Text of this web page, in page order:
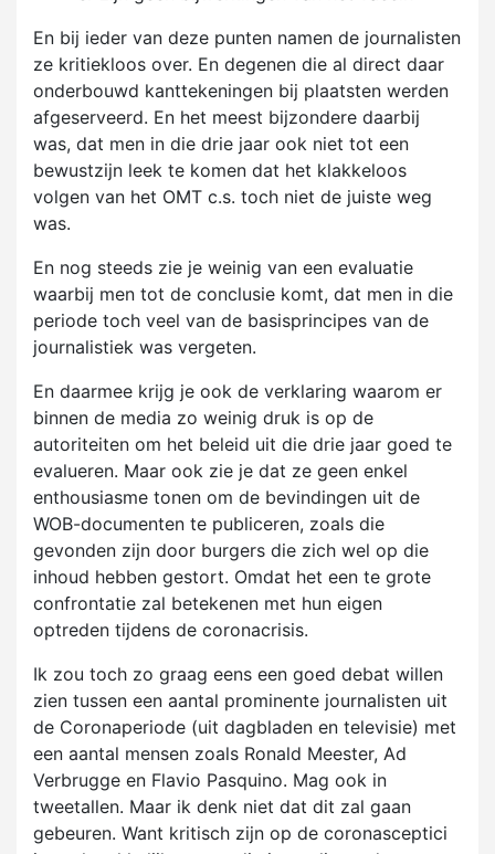
En bij ieder van deze punten namen de journalisten
ze kritiekloos over. En degenen die al direct daar
onderbouwd kanttekeningen bij plaatsten werden
afgeserveerd. En het meest bijzondere daarbij
was, dat men in die drie jaar ook niet tot een
bewustzijn leek te komen dat het klakkeloos
volgen van het OMT c.s. toch niet de juiste weg
was.
En nog steeds zie je weinig van een evaluatie
waarbij men tot de conclusie komt, dat men in die
periode toch veel van de basisprincipes van de
journalistiek was vergeten.
En daarmee krijg je ook de verklaring waarom er
binnen de media zo weinig druk is op de
autoriteiten om het beleid uit die drie jaar goed te
evalueren. Maar ook zie je dat ze geen enkel
enthousiasme tonen om de bevindingen uit de
WOB-documenten te publiceren, zoals die
gevonden zijn door burgers die zich wel op die
inhoud hebben gestort. Omdat het een te grote
confrontatie zal betekenen met hun eigen
optreden tijdens de coronacrisis.
Ik zou toch zo graag eens een goed debat willen
zien tussen een aantal prominente journalisten uit
de Coronaperiode (uit dagbladen en televisie) met
een aantal mensen zoals Ronald Meester, Ad
Verbrugge en Flavio Pasquino. Mag ook in
tweetallen. Maar ik denk niet dat dit zal gaan
gebeuren. Want kritisch zijn op de coronasceptici